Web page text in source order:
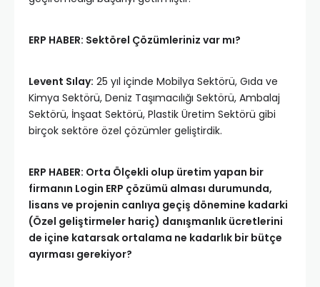
ERP HABER: Sektörel Çözümleriniz var mı?
Levent Sılay: 25 yıl içinde Mobilya Sektörü, Gıda ve
Kimya Sektörü, Deniz Taşımacılığı Sektörü, Ambalaj
Sektörü, İnşaat Sektörü, Plastik Üretim Sektörü gibi
birçok sektöre özel çözümler geliştirdik.
ERP HABER: Orta Ölçekli olup üretim yapan bir
firmanın Login ERP çözümü alması durumunda,
lisans ve projenin canlıya geçiş dönemine kadarki
(Özel geliştirmeler hariç) danışmanlık ücretlerini
de içine katarsak ortalama ne kadarlık bir bütçe
ayırması gerekiyor?